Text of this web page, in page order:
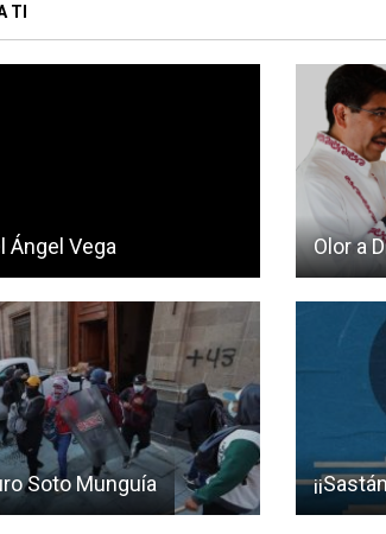
TI
Ángel Vega Olor a
Soto Munguía